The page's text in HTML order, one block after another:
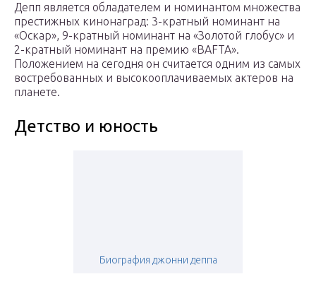
Депп является обладателем и номинантом множества
престижных кинонаград: 3-кратный номинант на
«Оскар», 9-кратный номинант на «Золотой глобус» и
2-кратный номинант на премию «BAFTA».
Положением на сегодня он считается одним из самых
востребованных и высокооплачиваемых актеров на
планете.
Детство и юность
Биография джонни деппа